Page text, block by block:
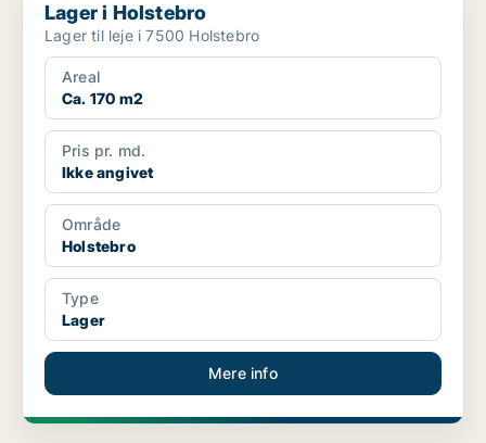
Lager i Holstebro
Lager til leje i 7500 Holstebro
Areal
Ca. 170 m2
Pris pr. md.
Ikke angivet
Område
Holstebro
Type
Lager
Mere info